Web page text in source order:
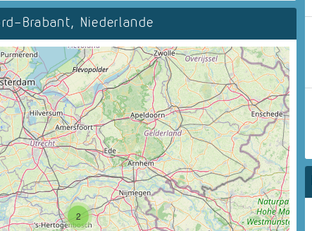
Brabant, Niederlande
2